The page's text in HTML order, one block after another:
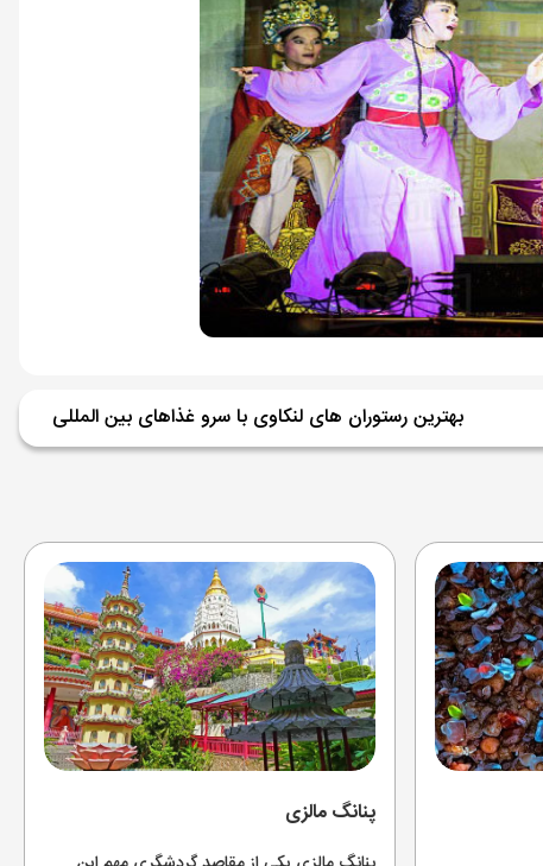
بهترین رستوران های لنکاوی با سرو غذاهای بین المللی
پنانگ مالزی